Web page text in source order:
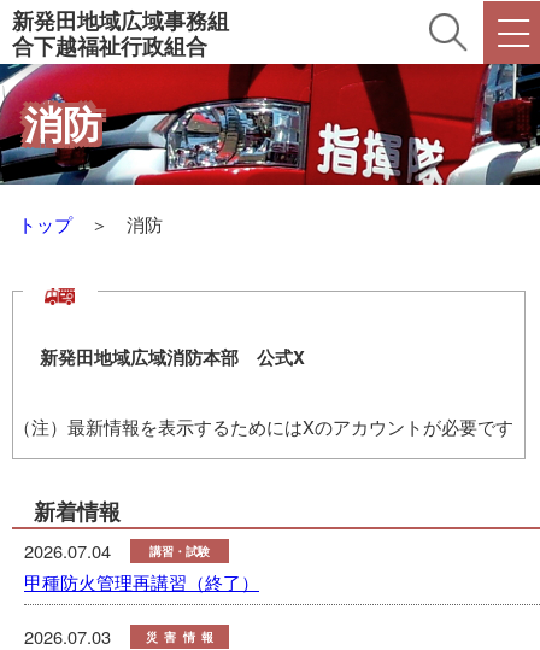
新発田地域広域事務組
合下越福祉行政組合
消防
トップ＞ 消防
新発田地域広域消防本部 公式X
（注）最新情報を表示するためにはXのアカウントが必要です
新着情報
2026.07.04 講習・試験
甲種防火管理再講習（終了）
2026.07.03 災害情報